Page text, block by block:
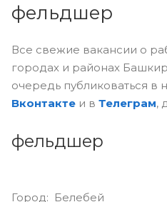
фельдшер
Все свежие вакансии о
городах и районах
очередь публиковаться в
Вконтакте и в Телеграм,
фельдшер
Город: Белебей